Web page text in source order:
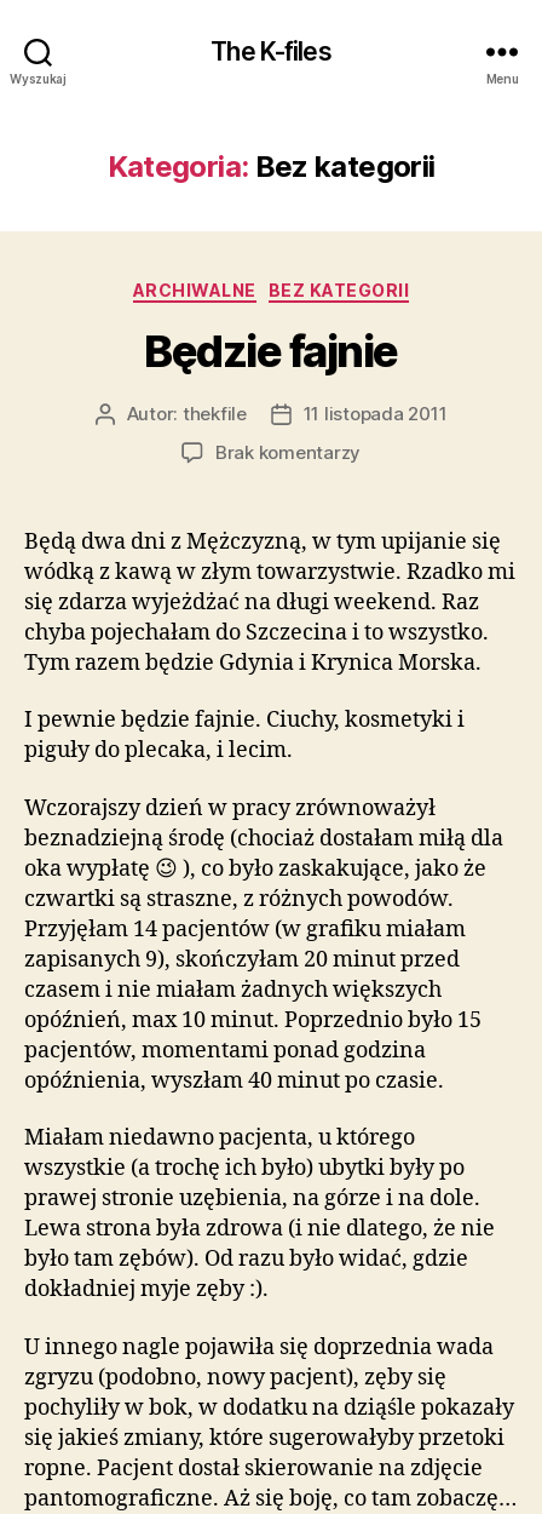
Wyszukaj
The K-files
Menu
Kategoria: Bez kategorii
Kategorie
ARCHIWALNE BEZ KATEGORII
Będzie fajnie
AutorAutor: thekfile
Data11 listopada 2011
Brak komentarzy
Będą dwa dni z Mężczyzną, w tym upijanie się
wódką z kawą w złym towarzystwie. Rzadko mi
się zdarza wyjeżdżać na długi weekend. Raz
chyba pojechałam do Szczecina i to wszystko.
Tym razem będzie Gdynia i Krynica Morska.
I pewnie będzie fajnie. Ciuchy, kosmetyki i
piguły do plecaka, i lecim.
Wczorajszy dzień w pracy zrównoważył
beznadziejną środę (chociaż dostałam miłą dla
oka wypłatę 😉 ), co było zaskakujące, jako że
czwartki są straszne, z różnych powodów.
Przyjęłam 14 pacjentów (w grafiku miałam
zapisanych 9), skończyłam 20 minut przed
czasem i nie miałam żadnych większych
opóźnień, max 10 minut. Poprzednio było 15
pacjentów, momentami ponad godzina
opóźnienia, wyszłam 40 minut po czasie.
Miałam niedawno pacjenta, u którego
wszystkie (a trochę ich było) ubytki były po
prawej stronie uzębienia, na górze i na dole.
Lewa strona była zdrowa (i nie dlatego, że nie
było tam zębów). Od razu było widać, gdzie
dokładniej myje zęby :).
U innego nagle pojawiła się doprzednia wada
zgryzu (podobno, nowy pacjent), zęby się
pochyliły w bok, w dodatku na dziąśle pokazały
się jakieś zmiany, które sugerowałyby przetoki
ropne. Pacjent dostał skierowanie na zdjęcie
pantomograficzne. Aż się boję, co tam zobaczę…